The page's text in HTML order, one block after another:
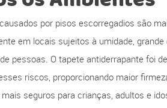
por pisos escorregadios são
em locais sujeitos à umidade,
pessoas. O tapete antiderrapante foi
riscos, proporcionando maior
seguros para crianças, adultos e